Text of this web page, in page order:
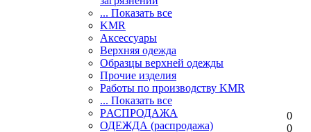
... Показать все
KMR
Аксессуары
Верхняя одежда
Образцы верхней одежды
Прочие изделия
Работы по производству KMR
... Показать все
PАСПРОДАЖА
ОДЕЖДА (распродажа)
0
0